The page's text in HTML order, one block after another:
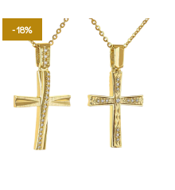
-18%